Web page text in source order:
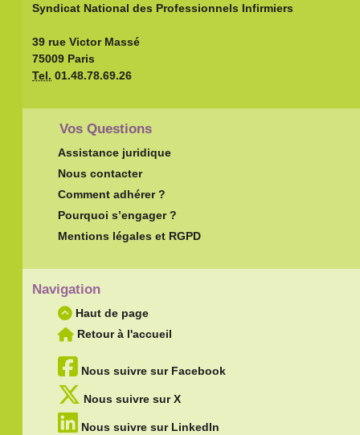
Syndicat National des Professionnels Infirmiers
39 rue Victor Massé
75009 Paris
Tel. 01.48.78.69.26
Vos Questions
Assistance juridique
Nous contacter
Comment adhérer ?
Pourquoi s’engager ?
Mentions légales et RGPD
Navigation
Haut de page
Retour à l'accueil
Nous suivre sur Facebook
Nous suivre sur X
Nous suivre sur LinkedIn